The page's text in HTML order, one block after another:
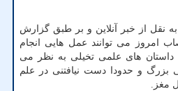
نقل از خبر آنلاین و بر طبق گزارش
امروز می توانند عمل هایی انجام
داستان های علمی تخیلی به نظر می
بزرگ و حدودا دست نیافتنی در علم
مغز.